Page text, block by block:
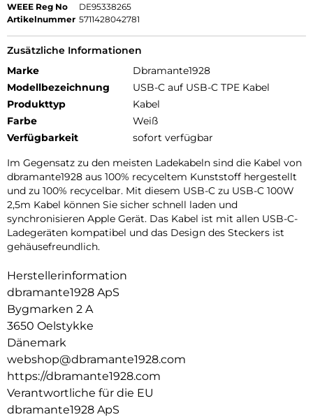
WEEE Reg No
DE95338265
Artikelnummer 5711428042781
Zusätzliche Informationen
Marke
Dbramante1928
Modellbezeichnung
USB-C auf USB-C TPE Kabel
Produkttyp
Kabel
Farbe
Weiß
Verfügbarkeit
sofort verfügbar
Im Gegensatz zu den meisten Ladekabeln sind die Kabel von
dbramante1928 aus 100% recyceltem Kunststoff hergestellt
und zu 100% recycelbar. Mit diesem USB-C zu USB-C 100W
2,5m Kabel können Sie sicher schnell laden und
synchronisieren Apple Gerät. Das Kabel ist mit allen USB-C-
Ladegeräten kompatibel und das Design des Steckers ist
gehäusefreundlich.
Herstellerinformation
dbramante1928 ApS
Bygmarken 2 A
3650 Oelstykke
Dänemark
webshop@dbramante1928.com
https://dbramante1928.com
Verantwortliche für die EU
dbramante1928 ApS